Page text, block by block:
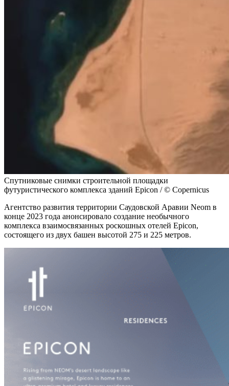
Спутниковые снимки строительной площадки
футуристического комплекса зданий Epicon / © Copernicus
Агентство развития территории Саудовской Аравии Neom в
конце 2023 года анонсировало создание необычного
комплекса взаимосвязанных роскошных отелей Epicon,
состоящего из двух башен высотой 275 и 225 метров.